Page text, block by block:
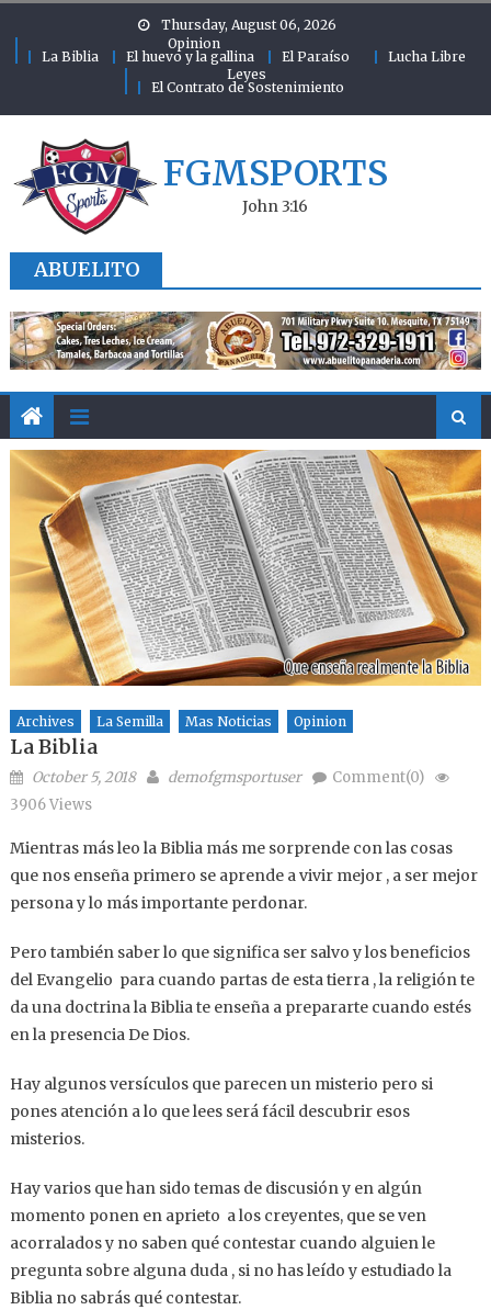
Thursday, August 06, 2026
Opinion
La Biblia
El huevo y la gallina El Paraíso
Lucha Libre
Leyes
El Contrato de Sostenimiento
FGMSPORTS
John 3:16
ABUELITO
Archives La Semilla Mas Noticias Opinion
La Biblia
Posted on
October 5, 2018 Author
demofgmsportuser
Comment(0)
3906 Views
Mientras más leo la Biblia más me sorprende con las cosas
que nos enseña primero se aprende a vivir mejor , a ser mejor
persona y lo más importante perdonar.
Pero también saber lo que significa ser salvo y los beneficios
del Evangelio para cuando partas de esta tierra , la religión te
da una doctrina la Biblia te enseña a prepararte cuando estés
en la presencia De Dios.
Hay algunos versículos que parecen un misterio pero si
pones atención a lo que lees será fácil descubrir esos
misterios.
Hay varios que han sido temas de discusión y en algún
momento ponen en aprieto a los creyentes, que se ven
acorralados y no saben qué contestar cuando alguien le
pregunta sobre alguna duda , si no has leído y estudiado la
Biblia no sabrás qué contestar.